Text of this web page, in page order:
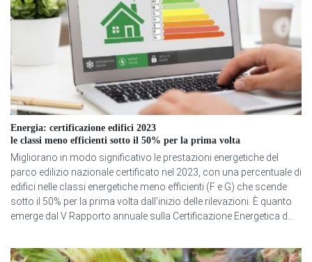
Energia: certificazione edifici 2023
le classi meno efficienti sotto il 50% per la prima volta
Migliorano in modo significativo le prestazioni energetiche del
parco edilizio nazionale certificato nel 2023, con una percentuale di
edifici nelle classi energetiche meno efficienti (F e G) che scende
sotto il 50% per la prima volta dall’inizio delle rilevazioni. È quanto
emerge dal V Rapporto annuale sulla Certificazione Energetica d...